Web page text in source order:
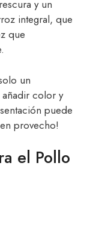
y un
integral, que
que
un
color y
puede
provecho!
el Pollo